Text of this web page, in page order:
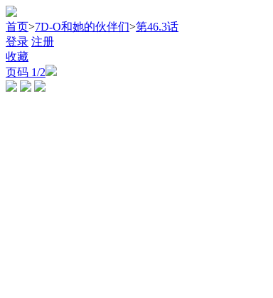
首页>7D-O和她的伙伴们>第46.3话
登录 注册
收藏
页码 1/2